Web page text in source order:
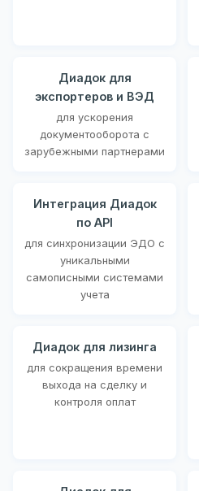
Диадок для
экспортеров и ВЭД
для ускорения
документооборота с
зарубежными партнерами
Интеграция Диадок
по API
для синхронизации ЭДО с
уникальными
самописными системами
учета
Диадок для лизинга
для сокращения времени
выхода на сделку и
контроля оплат